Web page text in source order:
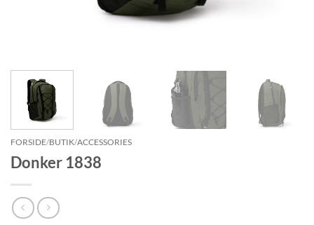
FORSIDE/BUTIK/ACCESSORIES
Donker 1838